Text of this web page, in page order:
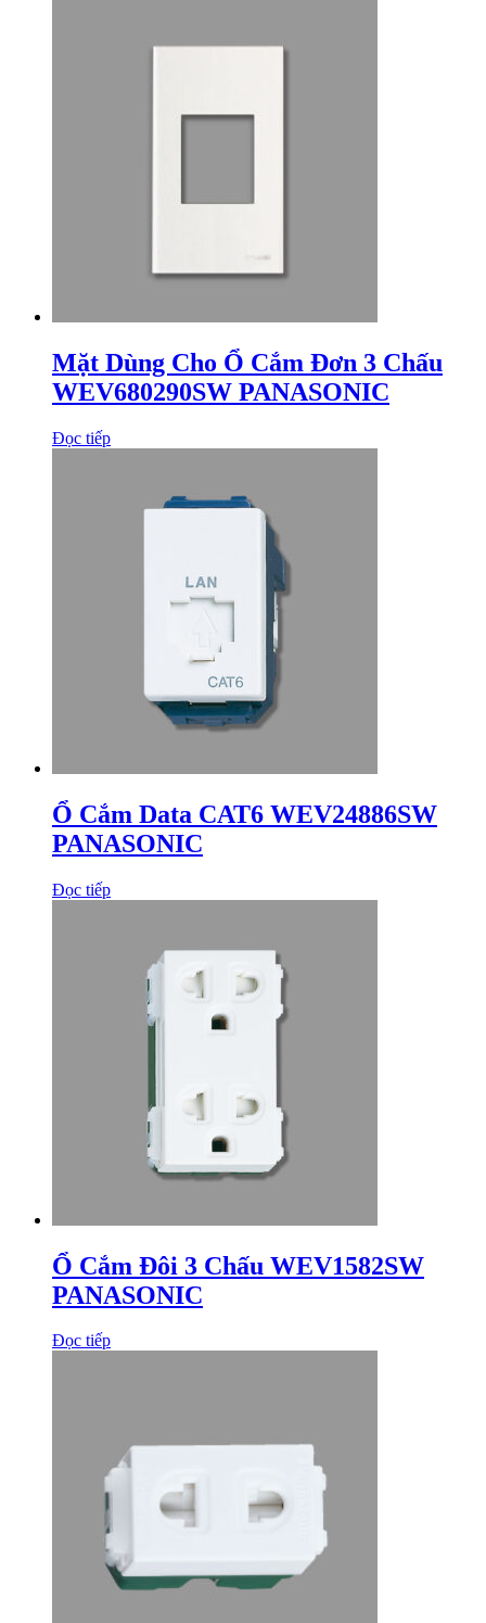
Mặt Dùng Cho Ổ Cắm Đơn 3 Chấu
WEV680290SW PANASONIC
Đọc tiếp
Ổ Cắm Data CAT6 WEV24886SW
PANASONIC
Đọc tiếp
Ổ Cắm Đôi 3 Chấu WEV1582SW
PANASONIC
Đọc tiếp